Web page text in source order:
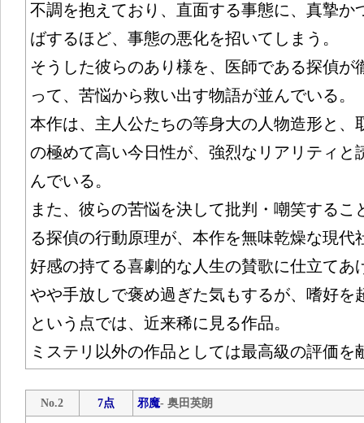
不調を抱えており、直面する事態に、真摯か
ばするほど、事態の悪化を招いてしまう。
そうした彼らのあり様を、医師である探偵が
って、苦悩から救い出す物語が並んでいる。
本作は、主人公たちの等身大の人物造形と、
の極めて高い今日性が、強烈なリアリティと
んでいる。
また、彼らの苦悩を決して批判・嘲笑するこ
る探偵の行動原理が、本作を無味乾燥な現代
好感の持てる喜劇的な人生の賛歌に仕立てあ
やや手放しで褒め過ぎた気もするが、嗜好を
という点では、近来稀に見る作品。
ミステリ以外の作品としては最高級の評価を
No.2 7点 邪魔- 奥田英朗